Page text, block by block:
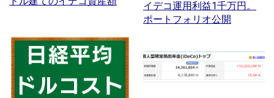
イデコ運用利益1千万円。
ポートフォリオ公開